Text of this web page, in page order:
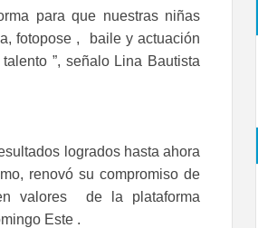
para que nuestras niñas
fotopose , baile y actuación
”, señalo Lina Bautista
logrados hasta ahora
renovó su compromiso de
valores de la plataforma
Este .